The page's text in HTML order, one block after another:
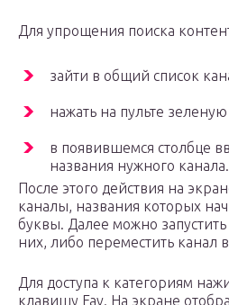
Для упрощения поиска
зайти в общий список
нажать на пульте
в появившемся столбце
названия нужного канала.
После этого действия на
каналы, названия которых
буквы. Далее можно
них, либо переместить канал
Для доступа к категориям
клавишу Fav. На экране